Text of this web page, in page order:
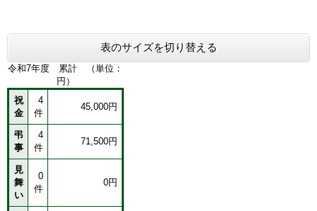
表のサイズを切り替える
令和7年度 累計 （単位：
円）
祝
金
4
件
45,000円
弔
事
4
件
71,500円
見
舞
い
0
件
0円